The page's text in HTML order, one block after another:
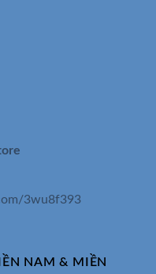
3wu8f393
NAM & MIỀN